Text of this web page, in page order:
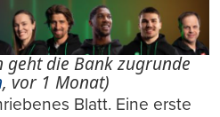
die Bank zugrunde
, vor 1 Monat)
Blatt. Eine erste